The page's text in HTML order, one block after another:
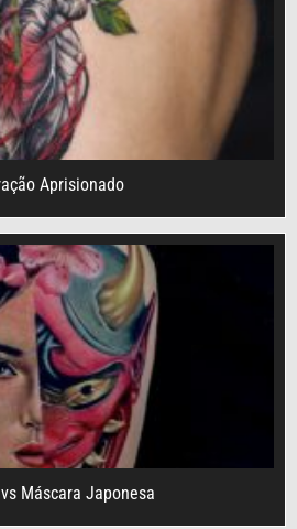
Aprisionado
Máscara Japonesa